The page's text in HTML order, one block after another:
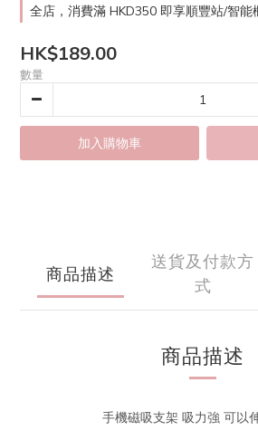
全店，消費滿 HKD350 即享順豐站/智能
HK$189.00
數量
加入購物車
商品描述
送貨及付款方
式
商品描述
手機磁吸支架 吸力強 可以